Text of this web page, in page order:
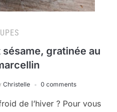
sésame, gratinée au
Christelle 0 comments
de l’hiver ? Pour vous